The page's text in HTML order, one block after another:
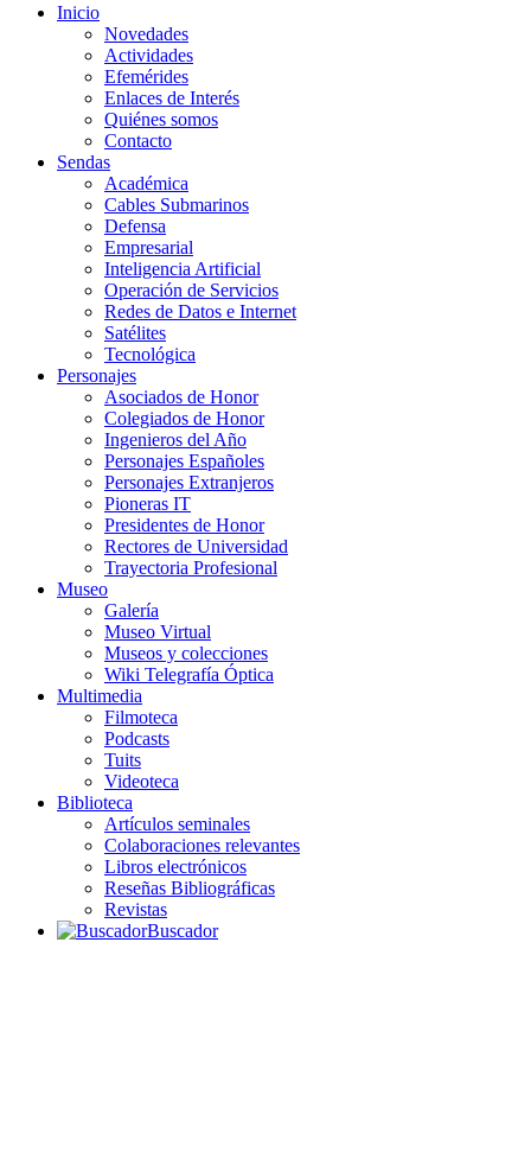
Inicio
Novedades
Actividades
Efemérides
Enlaces de Interés
Quiénes somos
Contacto
Sendas
Académica
Cables Submarinos
Defensa
Empresarial
Inteligencia Artificial
Operación de Servicios
Redes de Datos e Internet
Satélites
Tecnológica
Personajes
Asociados de Honor
Colegiados de Honor
Ingenieros del Año
Personajes Españoles
Personajes Extranjeros
Pioneras IT
Presidentes de Honor
Rectores de Universidad
Trayectoria Profesional
Museo
Galería
Museo Virtual
Museos y colecciones
Wiki Telegrafía Óptica
Multimedia
Filmoteca
Podcasts
Tuits
Videoteca
Biblioteca
Artículos seminales
Colaboraciones relevantes
Libros electrónicos
Reseñas Bibliográficas
Revistas
Buscador